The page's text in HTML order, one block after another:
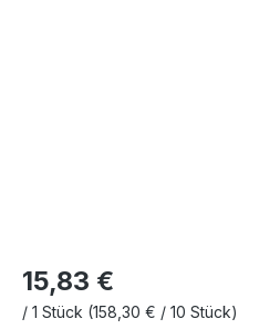
15,83 €
/ 1 Stück (158,30 € / 10 Stück)